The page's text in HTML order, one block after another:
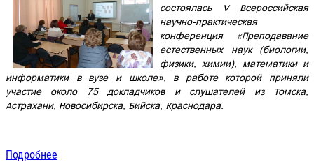
состоялась V Всероссийская
научно-практическая
конференция «Преподавание
естественных наук (биологии,
физики, химии), математики и
информатики в вузе и школе», в работе которой приняли
участие около 75 докладчиков и слушателей из Томска,
Астрахани, Новосибирска, Бийска, Краснодара.
Подробнее